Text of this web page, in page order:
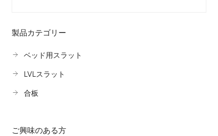
製品カテゴリー
ベッド用スラット
LVLスラット
合板
ご興味のある方